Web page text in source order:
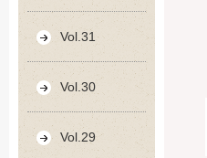
Vol.31
Vol.30
Vol.29